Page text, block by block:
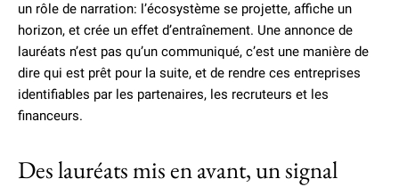
un rôle de narration: l’écosystème se projette, affiche un
horizon, et crée un effet d’entraînement. Une annonce de
lauréats n’est pas qu’un communiqué, c’est une manière de
dire qui est prêt pour la suite, et de rendre ces entreprises
identifiables par les partenaires, les recruteurs et les
financeurs.
Des lauréats mis en avant, un signal